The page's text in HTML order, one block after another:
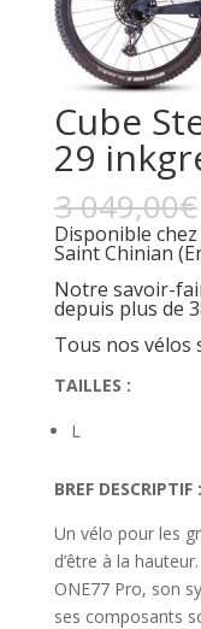
Cube
29
3 049,00€
Disponible
Saint Chinian
Notre savoir-
depuis plus de
Tous nos vélos
TAILLES :
L
BREF DESCRIPTIF :
Un vélo pour les
d’être à la
ONE77 Pro, son
ses composants